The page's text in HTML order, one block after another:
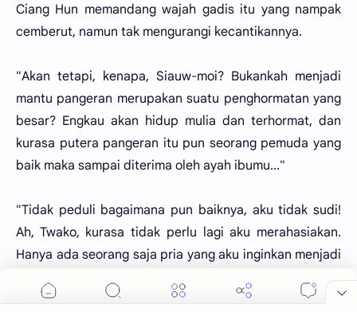
Ciang Hun memandang wajah gadis itu yang nampak
cemberut, namun tak mengurangi kecantikannya.
"Akan tetapi, kenapa, Siauw-moi? Bukankah menjadi
mantu pangeran merupakan suatu penghormatan yang
besar? Engkau akan hidup mulia dan terhormat, dan
kurasa putera pangeran itu pun seorang pemuda yang
baik maka sampai diterima oleh ayah ibumu..."
"Tidak peduli bagaimana pun baiknya, aku tidak sudi!
Ah, Twako, kurasa tidak perlu lagi aku merahasiakan.
Hanya ada seorang saja pria yang aku inginkan menjadi
suamiku, pria yang kucinta sejak dahulu, dia adalah
Han-koko..."